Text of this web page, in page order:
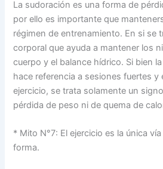
La sudoración es una forma de
por ello es importante que
régimen de entrenamiento. En si se
corporal que ayuda a mantener los
cuerpo y el balance hídrico. Si bien
hace referencia a sesiones fuertes y
ejercicio, se trata solamente un
pérdida de peso ni de quema de
* Mito N°7: El ejercicio es la única
forma.